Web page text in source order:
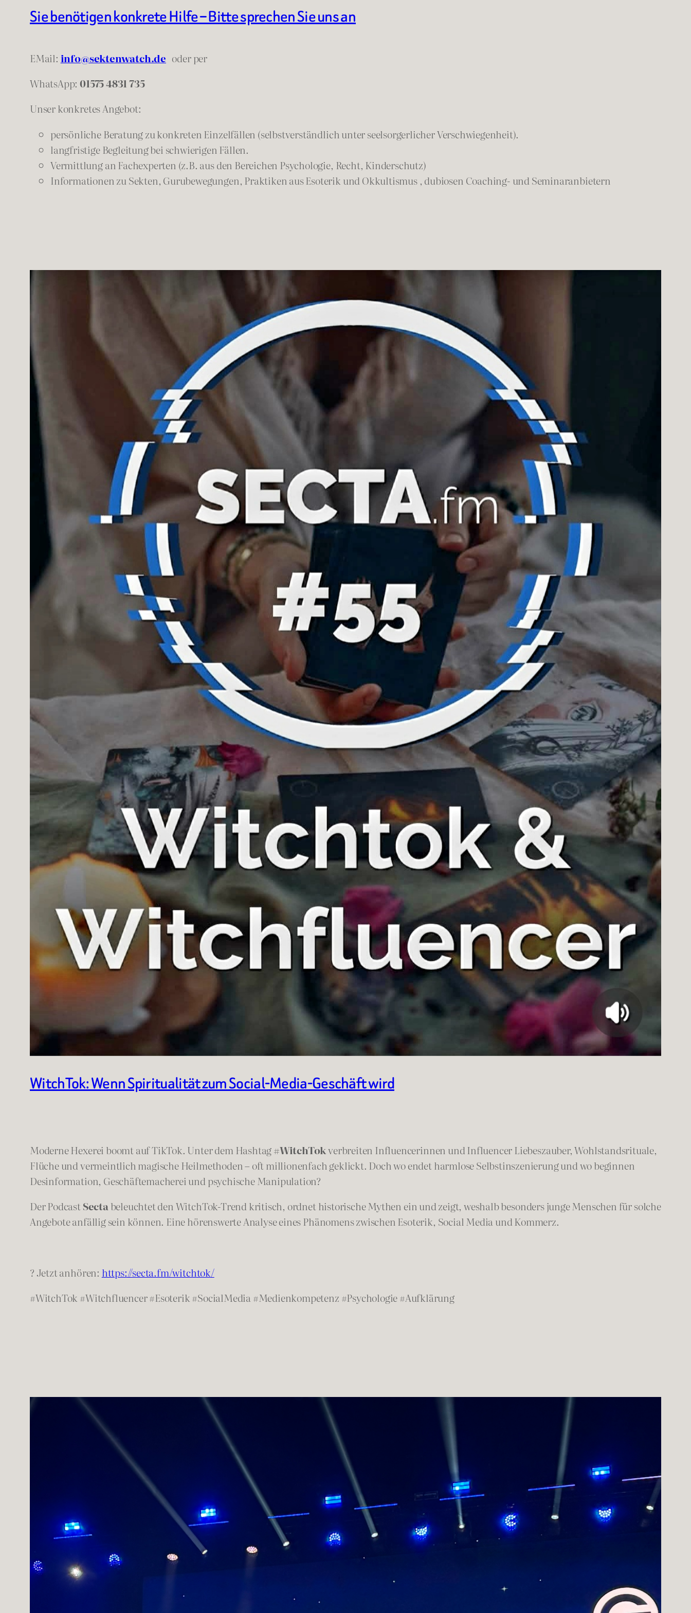
Sie benötigen konkrete Hilfe – Bitte sprechen Sie uns an
EMail: info@sektenwatch.de oderper
WhatsApp:01575 4831 735
Unser konkretes Angebot:
persönliche Beratung zu konkreten Einzelfällen (selbstverständlich unter seelsorgerlicher Verschwiegenheit).
langfristige Begleitung bei schwierigen Fällen.
Vermittlung an Fachexperten (z.B. aus den Bereichen Psychologie, Recht, Kinderschutz)
Informationen zu Sekten, Gurubewegungen, Praktiken aus Esoterik und Okkultismus , dubiosen Coaching- und Seminaranbietern
WitchTok: Wenn Spiritualität zum Social-Media-Geschäft wird
Moderne Hexerei boomt auf TikTok. Unter dem Hashtag#WitchTokverbreiten Influencerinnen und Influencer Liebeszauber, Wohlstandsrituale,
Flüche und vermeintlich magische Heilmethoden – oft millionenfach geklickt. Doch wo endet harmlose Selbstinszenierung und wo beginnen
Desinformation, Geschäftemacherei und psychische Manipulation?
Der PodcastSectabeleuchtet den WitchTok-Trend kritisch, ordnet historische Mythen ein und zeigt, weshalb besonders junge Menschen für solche
Angebote anfällig sein können. Eine hörenswerte Analyse eines Phänomens zwischen Esoterik, Social Media und Kommerz.
? Jetzt anhören: https://secta.fm/witchtok/
#WitchTok #Witchfluencer #Esoterik #SocialMedia #Medienkompetenz #Psychologie #Aufklärung